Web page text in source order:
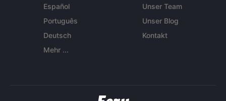
Español
Português
Deutsch
Mehr ...
Unser Team
Unser Blog
Kontakt